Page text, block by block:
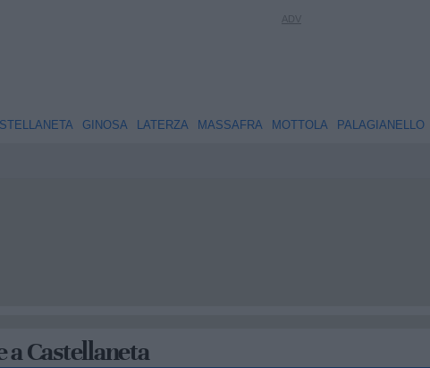
GINOSA LATERZA MASSAFRA MOTTOLA PALAGIANELLO
a Castellaneta